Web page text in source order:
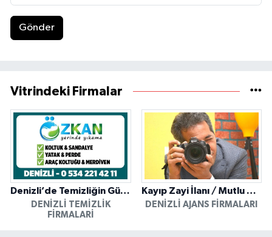
Gönder
Vitrindeki Firmalar
Denizli’de Temizliğin Güvenilir Adresi: Özkan Yerinde Yıkama
DENIZLI TEMIZLIK
FIRMALARI
Kayıp Zayi İlanı / Mutlu Ajans / Denizli
DENIZLI AJANS FIRMALARI